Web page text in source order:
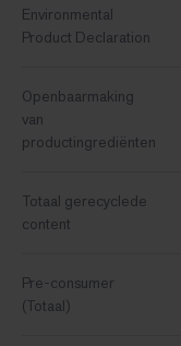
Environmental
Product Declaration
Openbaarmaking
van
productingrediënten
Totaal gerecyclede
content
Pre-consumer
(Totaal)